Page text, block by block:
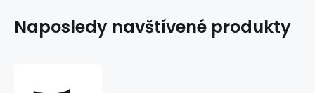
Naposledy navštívené produkty